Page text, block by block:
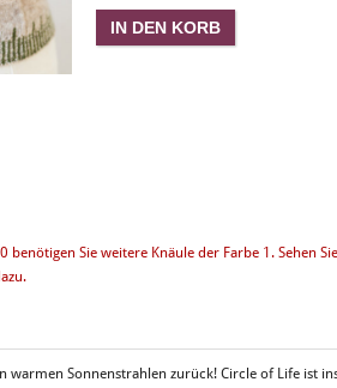
Sie weitere Knäule der Farbe 1. Sehen
warmen Sonnenstrahlen zurück! Circle of Life ist